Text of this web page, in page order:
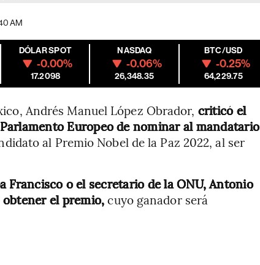
AM
DÓLAR SPOT
-0.00%
17.2098
NASDAQ
-0.06%
26,348.35
BTC/USD
-0.25%
64,229.75
Andrés Manuel López Obrador, criticó el
Europeo de nominar al mandatario
al Premio Nobel de la Paz 2022, al ser
Francisco o el secretario de la ONU, Antonio
obtener el premio,cuyo ganador será